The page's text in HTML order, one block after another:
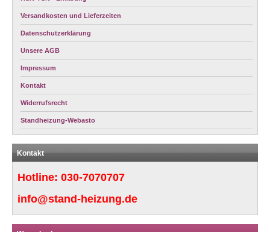
Versandkosten und Lieferzeiten
Datenschutzerklärung
Unsere AGB
Impressum
Kontakt
Widerrufsrecht
Standheizung-Webasto
Kontakt
Hotline: 030-7070707
info@stand-heizung.de